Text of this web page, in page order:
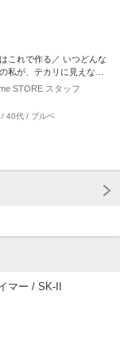
作る／ いつどんな
私が、テカリに見えない
ヤ肌を教え…
STORE スタッフ
/ 40代 / ブルベ
マー / SK-II